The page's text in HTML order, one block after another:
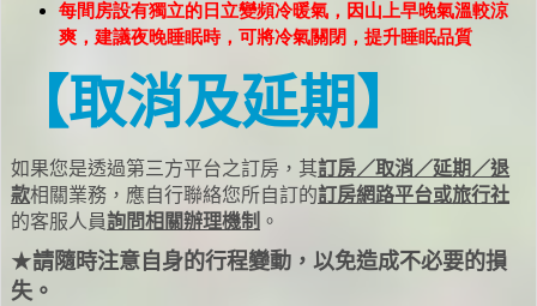
每間房設有獨立的日立變頻冷暖氣，因山上早晚氣溫較涼
爽，建議夜晚睡眠時，可將冷氣關閉，提升睡眠品質
【取消及延期】
如果您是透過第三方平台之訂房，其訂房／取消／延期／退
款相關業務，應自行聯絡您所自訂的訂房網路平台或旅行社
的客服人員詢問相關辦理機制 。
★請隨時注意自身的行程變動，以免造成不必要的損
失。